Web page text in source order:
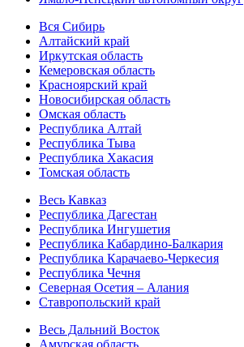
Вся Сибирь
Алтайский край
Иркутская область
Кемеровская область
Красноярский край
Новосибирская область
Омская область
Республика Алтай
Республика Тыва
Республика Хакасия
Томская область
Весь Кавказ
Республика Дагестан
Республика Ингушетия
Республика Кабардино-Балкария
Республика Карачаево-Черкесия
Республика Чечня
Северная Осетия – Алания
Ставропольский край
Весь Дальний Восток
Амурская область